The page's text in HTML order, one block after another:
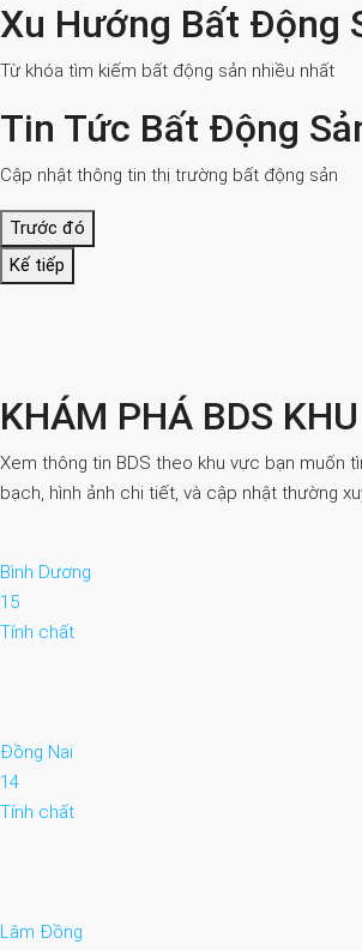
Xu Hướng Bất Động
Từ khóa tìm kiếm bất động sản nhiều nhất
Tin Tức Bất Động
Cập nhật thông tin thị trường bất động sản
Trước đó
Kế tiếp
KHÁM PHÁ BDS
Xem thông tin BDS theo khu vực bạn muốn
bạch, hình ảnh chi tiết, và cập nhật thường
Bình Dương
15
Tính chất
Đồng Nai
14
Tính chất
Lâm Đồng